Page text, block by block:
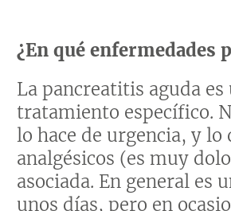
¿En qué enfermedades
La pancreatitis aguda
tratamiento específico.
lo hace de urgencia, y
analgésicos (es muy
asociada. En general es
unos días, pero en